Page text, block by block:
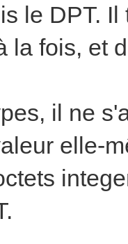
le DPT.
la fois, et
il ne
elle-